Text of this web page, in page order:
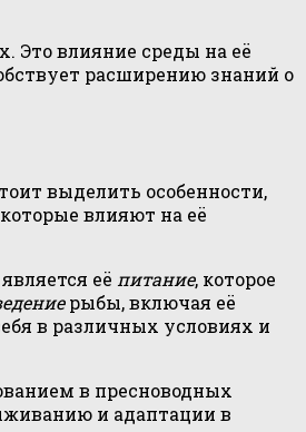
Это влияние среды на её
расширению знаний о
выделить особенности,
влияют на её
её питание, которое
рыбы, включая её
в различных условиях и
в пресноводных
и адаптации в